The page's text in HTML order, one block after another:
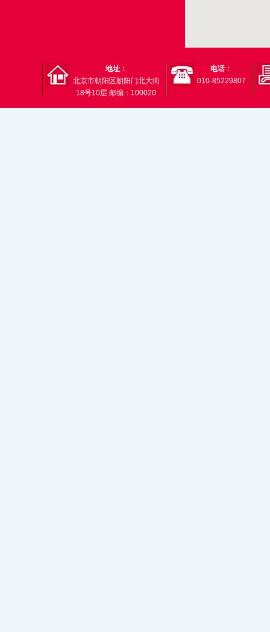
地址：
北京市朝阳区朝阳门北大街
18号10层 邮编：100020
电话：
010-85229807